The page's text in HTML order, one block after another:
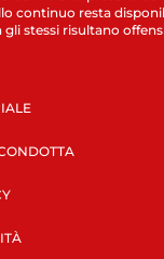
continuo resta
gli stessi risultano